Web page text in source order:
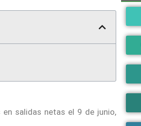
salidas netas el 9 de junio,